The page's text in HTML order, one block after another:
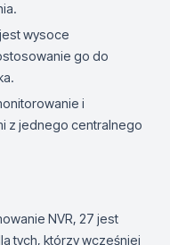
wysoce
go do
i
z jednego centralnego
NVR, 27 jest
tych, którzy wcześniej